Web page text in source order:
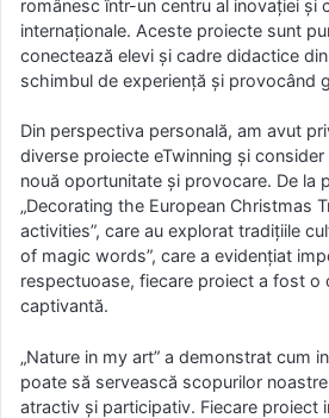
românesc într-un centru al inovației și
internaționale. Aceste proiecte sunt
conectează elevi și cadre didactice
schimbul de experiență și provocând
Din perspectiva personală, am avut
diverse proiecte eTwinning și
nouă oportunitate și provocare. De la
„Decorating the European Christmas
activities”, care au explorat tradițiile
of magic words”, care a evidențiat
respectuoase, fiecare proiect a fost o
captivantă.
„Nature in my art” a demonstrat cum
poate să servească scopurilor
atractiv și participativ. Fiecare proiect